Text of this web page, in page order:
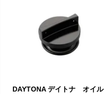
DAYTONA デイトナ オイル